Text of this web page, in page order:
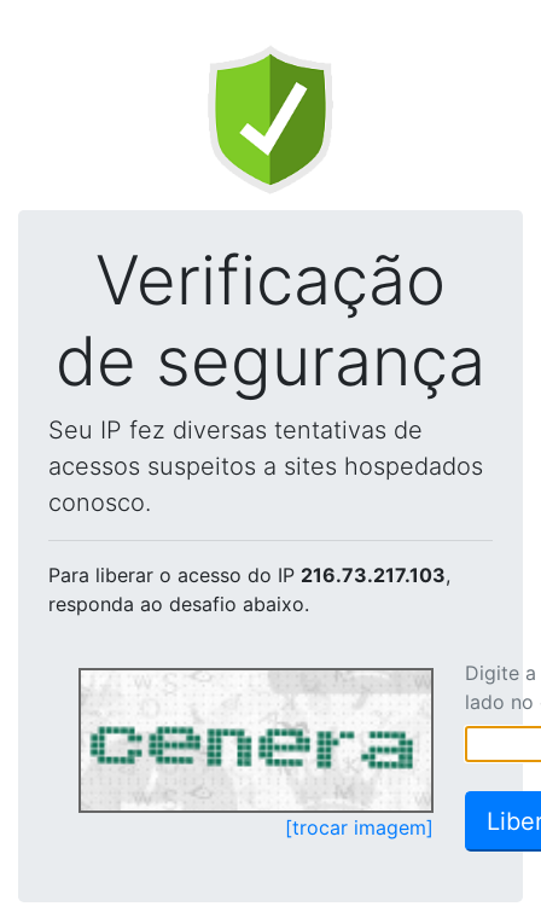
Verificação
de segurança
Seu IP fez diversas tentativas de
acessos suspeitos a sites hospedados
conosco.
Para liberar o acesso do IP 216.73.217.103,
responda ao desafio abaixo.
[trocar imagem]
Digite
lado no